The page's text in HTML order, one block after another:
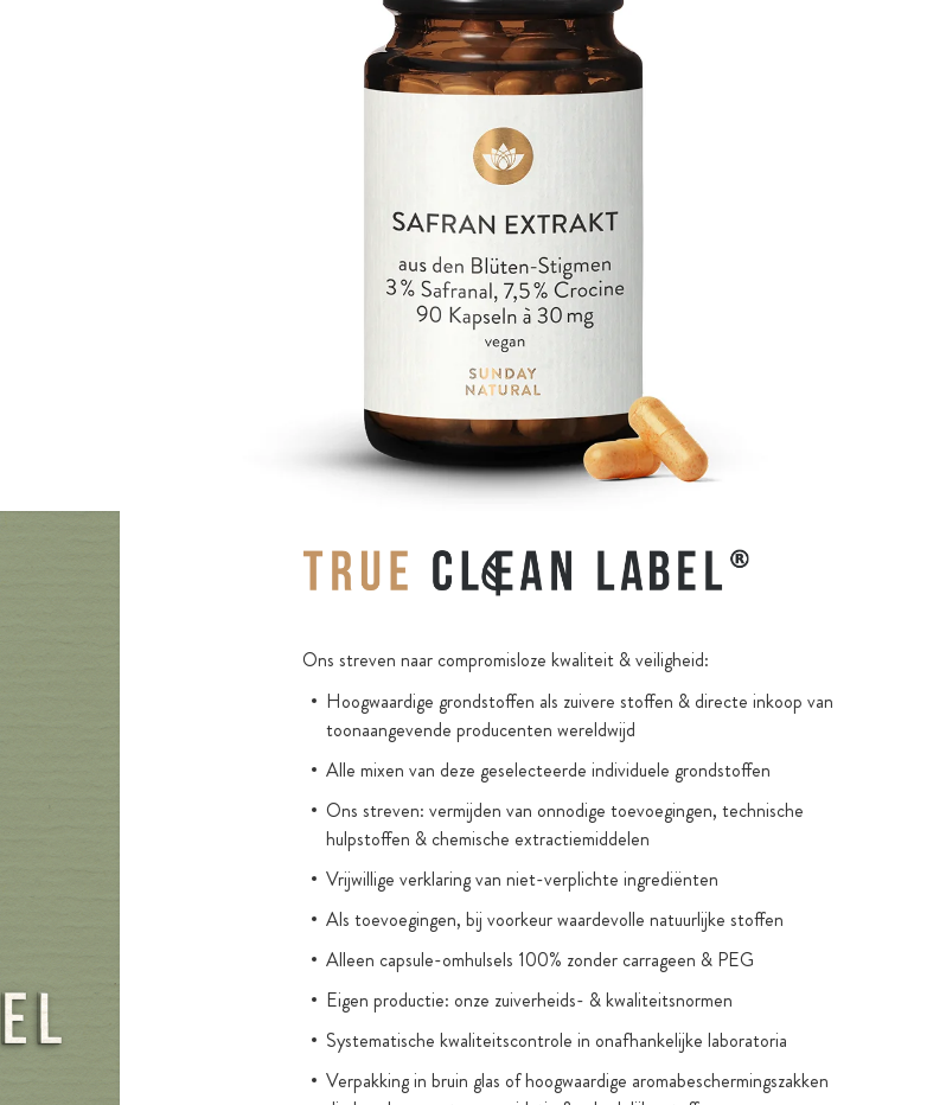
Ons streven naar compromisloze kwaliteit & veiligheid:
Hoogwaardige grondstoffen als zuivere stoffen & directe inkoop van
toonaangevende producenten wereldwijd
Alle mixen van deze geselecteerde individuele grondstoffen
Ons streven: vermijden van onnodige toevoegingen, technische
hulpstoffen & chemische extractiemiddelen
Vrijwillige verklaring van niet-verplichte ingrediënten
Als toevoegingen, bij voorkeur waardevolle natuurlijke stoffen
Alleen capsule-omhulsels 100% zonder carrageen & PEG
Eigen productie: onze zuiverheids- & kwaliteitsnormen
Systematische kwaliteitscontrole in onafhankelijke laboratoria
Verpakking in bruin glas of hoogwaardige aromabeschermingszakken